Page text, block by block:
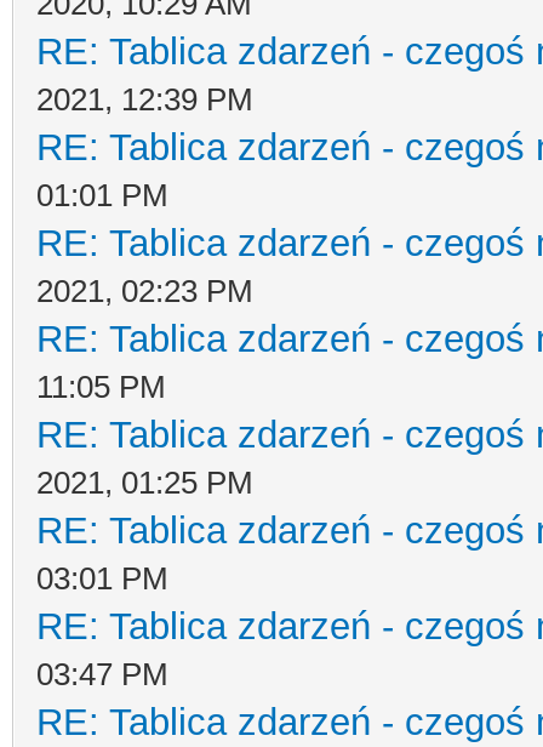
RE: Tablica zdarzeń - czegoś
2021, 12:39 PM
RE: Tablica zdarzeń - czegoś
01:01 PM
RE: Tablica zdarzeń - czegoś
2021, 02:23 PM
RE: Tablica zdarzeń - czegoś
11:05 PM
RE: Tablica zdarzeń - czegoś
2021, 01:25 PM
RE: Tablica zdarzeń - czegoś
03:01 PM
RE: Tablica zdarzeń - czegoś
03:47 PM
RE: Tablica zdarzeń - czegoś